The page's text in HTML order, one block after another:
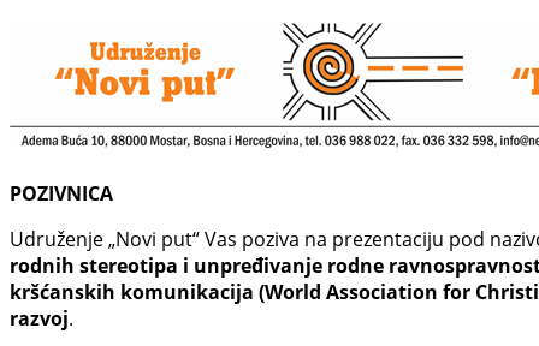
POZIVNICA
Udruženje „Novi put“ Vas poziva na prezentaciju pod
rodnih stereotipa i unpređivanje rodne
kršćanskih komunikacija (World Association for
razvoj.